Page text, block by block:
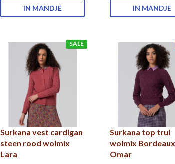
IN MANDJE IN MANDJE
SALE
Surkana vest cardigan
steen rood wolmix
Lara
Surkana top trui
wolmix Bordeaux
Omar